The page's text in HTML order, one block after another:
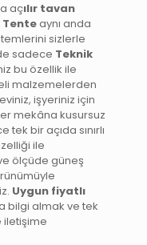
açılır tavan
Tenteaynı anda
sizlerle
sadece Teknik
bu özellik ile
malzemelerden
işyeriniz için
mekâna kusursuz
bir açıda sınırlı
ile
ölçüde güneş
Uygun fiyatlı
bilgi almak ve tek
iletişime